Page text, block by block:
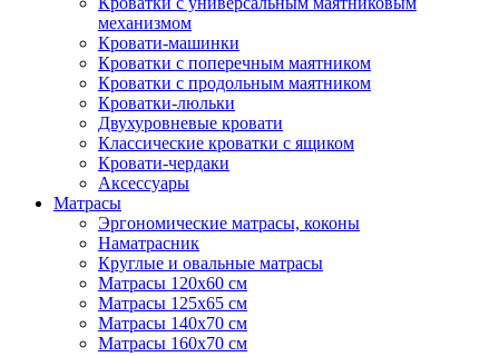
механизмом
Кровати-машинки
Кроватки с поперечным маятником
Кроватки с продольным маятником
Кроватки-люльки
Двухуровневые кровати
Классические кроватки с ящиком
Кровати-чердаки
Аксессуары
Матрасы
Эргономические матрасы, коконы
Наматрасник
Круглые и овальные матрасы
Матрасы 120х60 см
Матрасы 125х65 см
Матрасы 140х70 см
Матрасы 160х70 см